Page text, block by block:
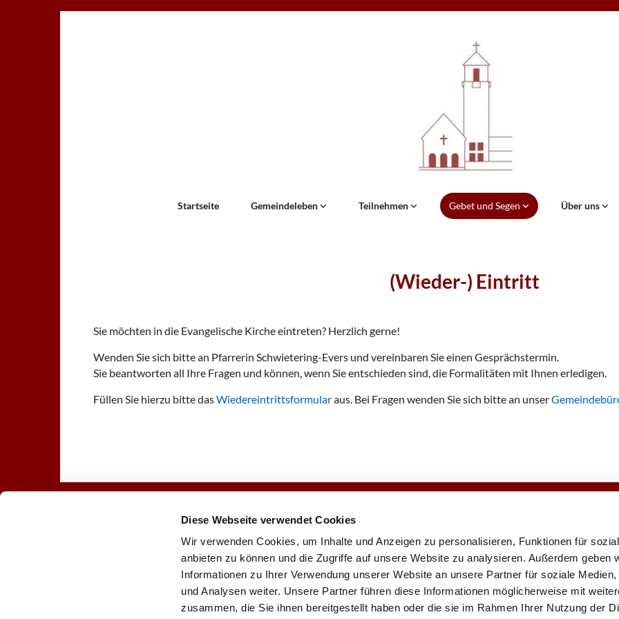
Diese Webseite verwendet Cookies
Wir verwenden Cookies, um Inhalte und Anzeigen zu personalisieren, Funktionen für
anbieten zu können und die Zugriffe auf unsere Website zu analysieren. Außerdem geben
Informationen zu Ihrer Verwendung unserer Website an unsere Partner für soziale Medien,
und Analysen weiter. Unsere Partner führen diese Informationen möglicherweise mit
zusammen, die Sie ihnen bereitgestellt haben oder die sie im Rahmen Ihrer Nutzung der
Startseite Gemeindeleben Teilnehmen Gebet und Segen Über uns
(Wieder-) Eintritt
Sie möchten in die Evangelische Kirche eintreten? Herzlich gerne!
Wenden Sie sich bitte an Pfarrerin Schwietering-Evers und vereinbaren Sie einen Gesprächstermin.
Sie beantworten all Ihre Fragen und können, wenn Sie entschieden sind, die Formalitäten mit Ihnen erledigen.
Füllen Sie hierzu bitte dasWiedereintrittsformularaus. Bei Fragen wenden Sie sich bitte an unser
Gottesdienste
 Evangelische Lindenkirchengemeinde · Johannisberger Str. 15A, 14197 Berlin030 82 79
Kontaktinformationen
Impressum